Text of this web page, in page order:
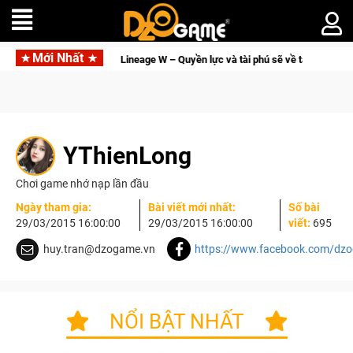
Mới Nhất
Lineage W – Quyền lực và tài phú sẽ về tay kẻ đoạt được Vương Quyền
YThienLong
Chơi game nhớ nạp lần đầu
Ngày tham gia:
29/03/2015 16:00:00
Bài viết mới nhất:
29/03/2015 16:00:00
Số bài
viết: 695
huy.tran@dzogame.vn https://www.facebook.com/
NỔI BẬT NHẤT